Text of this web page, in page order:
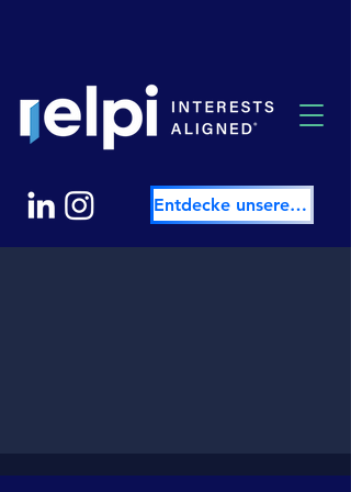
Entdecke unsere Community